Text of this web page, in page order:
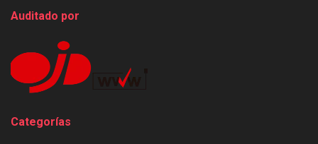
Auditado por
Categorías